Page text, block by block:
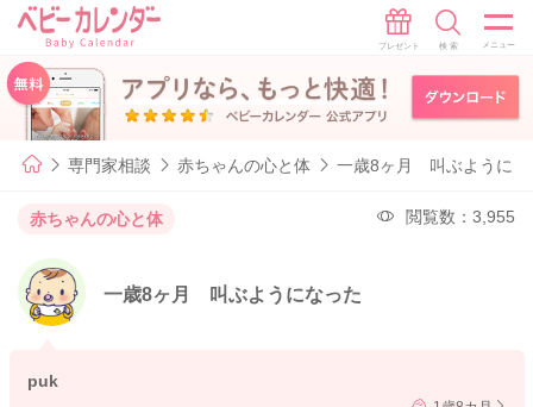
専門家相談 赤ちゃんの心と体 一歳8ヶ月 叫ぶようにな
赤ちゃんの心と体 閲覧数：3,955
一歳8ヶ月 叫ぶようになった
puk